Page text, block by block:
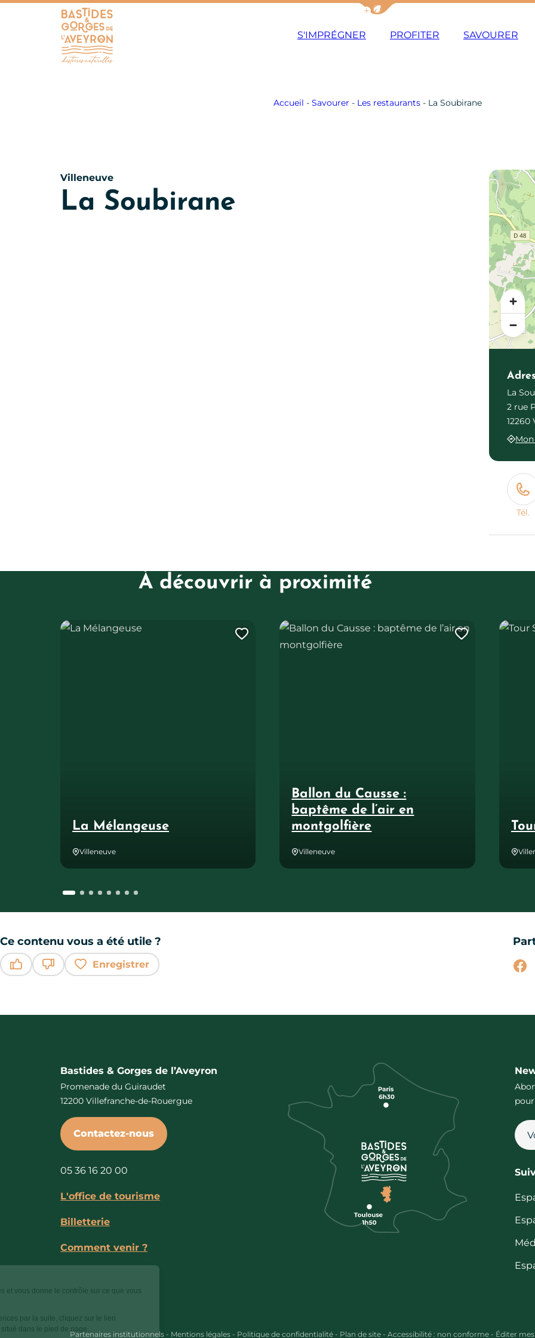
Afficher la barre de navigation du
S'IMPRÉGNER PROFITER SAVOURER
Accueil - Savourer - Les restaurants- La Soubirane
Villeneuve
La Soubirane
La
2 rue
12260
Tél.
À découvrir à proximité
La Mélangeuse
Villeneuve
La Mélangeuse
Ajouter cette page au carnet de voyage ?
Ballon du Causse :
baptême de l’air en
montgolfière
Villeneuve
Ballon du Causse : baptême de l’air en montgolfière
Ajouter
Tour
Ce contenu vous a été utile ?
Enregistrer
Bastides & Gorges de l’Aveyron
Promenade du Guiraudet
12200 Villefranche-de-Rouergue
Contactez-nous
05 36 16 20 00
L'office de tourisme
Billetterie
Comment venir ?
Partenaires institutionnels - Mentions légales - Politique de confidentialité - Plan de site - Accessibilité : non conforme - Éditer
Ce site utilise des cookies et vous donne le contrôle sur ce que vous
Pour modifier vos préférences par la suite, cliquez sur le lien
'Préférences de cookies' situé dans le pied de page.